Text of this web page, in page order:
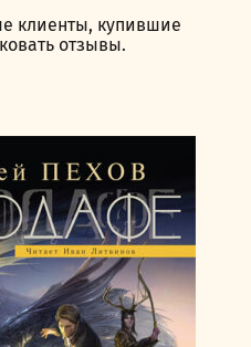
клиенты, купившие
отзывы.